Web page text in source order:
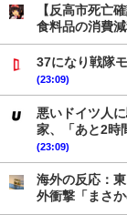
【反高市死亡
食料品の消費
37になり戦隊
(23:09)
悪いドイツ人
家、「あと2
(23:09)
海外の反応：
外衝撃「まさ